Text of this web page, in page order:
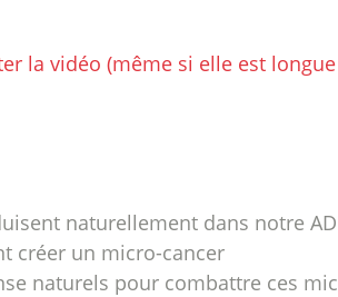
la vidéo (même si elle est
naturellement dans notre
créer un micro-cancer
naturels pour combattre ces